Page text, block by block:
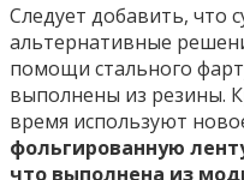
Следует добавить, что
альтернативные
помощи стального
выполнены из резины.
время используют
фольгированную
что выполнена из